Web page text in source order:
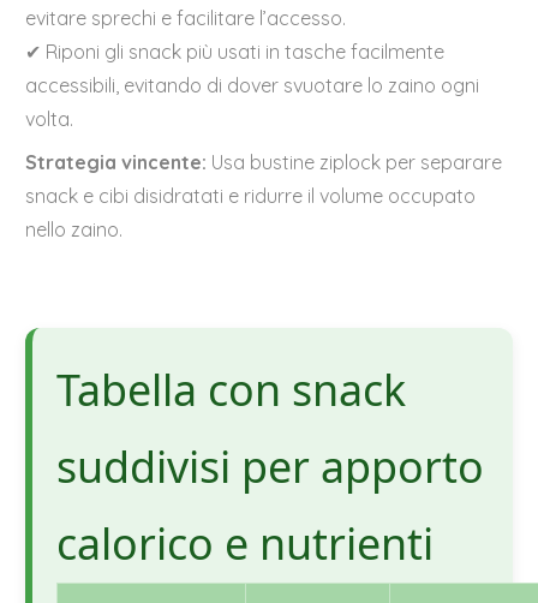
evitare sprechi e facilitare l’accesso.
✔ Riponi gli snack più usati in tasche facilmente
accessibili, evitando di dover svuotare lo zaino ogni
volta.
Strategia vincente: Usa bustine ziplock per separare
snack e cibi disidratati e ridurre il volume occupato
nello zaino.
Tabella con snack
suddivisi per apporto
calorico e nutrienti